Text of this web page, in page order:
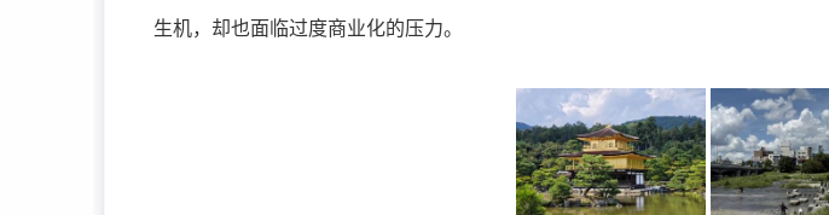
生机，却也面临过度商业化的压力。